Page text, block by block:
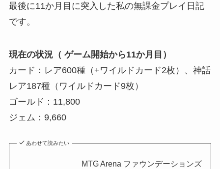
最後に11か月目に突入した私の無課金プレイ日記
です。
現在の状況（ ゲーム開始から11か月目）
カード：レア600種（+ワイルドカード2枚）、神話
レア187種（ワイルドカード9枚）
ゴールド：11,800
ジェム：9,660
あわせて読みたい
MTG Arena ファウンデーションズ